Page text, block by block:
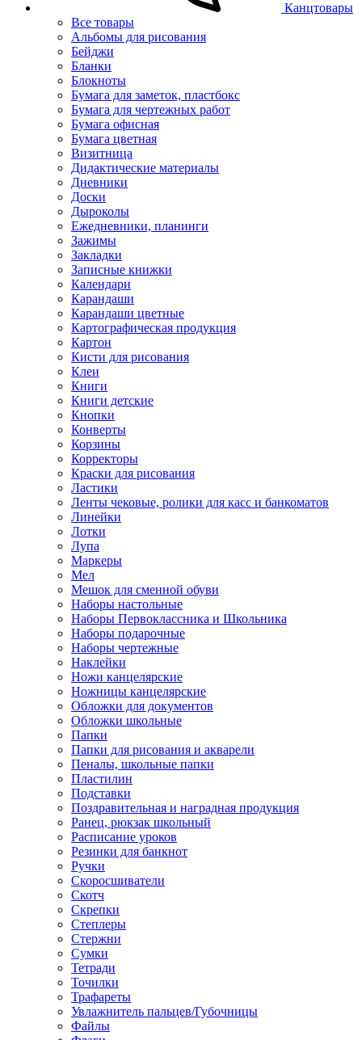
Канцтовары
Все товары
Альбомы для рисования
Бейджи
Бланки
Блокноты
Бумага для заметок, пластбокс
Бумага для чертежных работ
Бумага офисная
Бумага цветная
Визитница
Дидактические материалы
Дневники
Доски
Дыроколы
Ежедневники, планинги
Зажимы
Закладки
Записные книжки
Календари
Карандаши
Карандаши цветные
Картографическая продукция
Картон
Кисти для рисования
Клеи
Книги
Книги детские
Кнопки
Конверты
Корзины
Корректоры
Краски для рисования
Ластики
Ленты чековые, ролики для касс и банкоматов
Линейки
Лотки
Лупа
Маркеры
Мел
Мешок для сменной обуви
Наборы настольные
Наборы Первоклассника и Школьника
Наборы подарочные
Наборы чертежные
Наклейки
Ножи канцелярские
Ножницы канцелярские
Обложки для документов
Обложки школьные
Папки
Папки для рисования и акварели
Пеналы, школьные папки
Пластилин
Подставки
Поздравительная и наградная продукция
Ранец, рюкзак школьный
Расписание уроков
Резинки для банкнот
Ручки
Скоросшиватели
Скотч
Скрепки
Степлеры
Стержни
Сумки
Тетради
Точилки
Трафареты
Увлажнитель пальцев/Губочницы
Файлы